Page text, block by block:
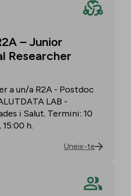
– Junior
Researcher
a un/a R2A - Postdoc
LAB -
i Salut. Termini: 10
h.
Uneix-te